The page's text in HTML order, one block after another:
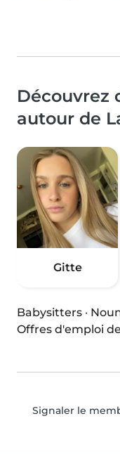
Découvrez
autour de
Gitte
Babysitters ·
Offres d'emploi
Signaler le